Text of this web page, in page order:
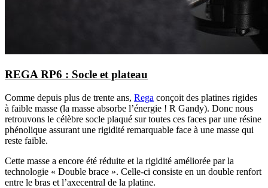
REGA RP6 : Socle et plateau
Comme depuis plus de trente ans, Rega conçoit des platines rigides
à faible masse (la masse absorbe l’énergie ! R Gandy). Donc nous
retrouvons le célèbre socle plaqué sur toutes ces faces par une résine
phénolique assurant une rigidité remarquable face à une masse qui
reste faible.
Cette masse a encore été réduite et la rigidité améliorée par la
technologie « Double brace ». Celle-ci consiste en un double renfort
entre le bras et l’axecentral de la platine.